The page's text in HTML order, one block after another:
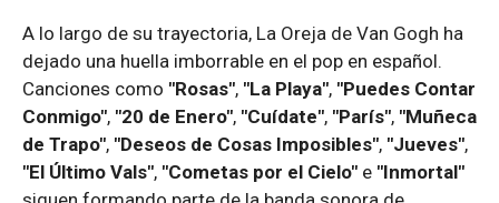
A lo largo de su trayectoria, La Oreja de Van Gogh ha
dejado una huella imborrable en el pop en español.
Canciones como "Rosas", "La Playa", "Puedes Contar
Conmigo", "20 de Enero", "Cuídate", "París", "Muñeca
de Trapo", "Deseos de Cosas Imposibles", "Jueves",
"El Último Vals", "Cometas por el Cielo" e "Inmortal"